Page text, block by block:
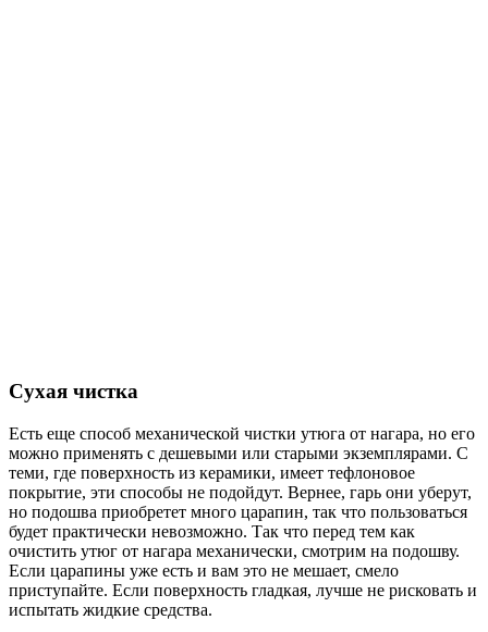
Сухая чистка
Есть еще способ механической чистки утюга от нагара, но его
можно применять с дешевыми или старыми экземплярами. С
теми, где поверхность из керамики, имеет тефлоновое
покрытие, эти способы не подойдут. Вернее, гарь они уберут,
но подошва приобретет много царапин, так что пользоваться
будет практически невозможно. Так что перед тем как
очистить утюг от нагара механически, смотрим на подошву.
Если царапины уже есть и вам это не мешает, смело
приступайте. Если поверхность гладкая, лучше не рисковать и
испытать жидкие средства.